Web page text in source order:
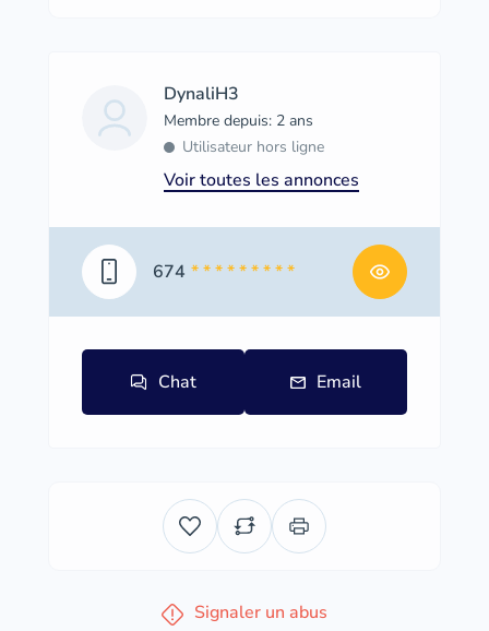
DynaliH3
Membre depuis: 2 ans
Utilisateur hors ligne
Voir toutes les annonces
674 * * * * * * * * *
Chat Email
Signaler un abus